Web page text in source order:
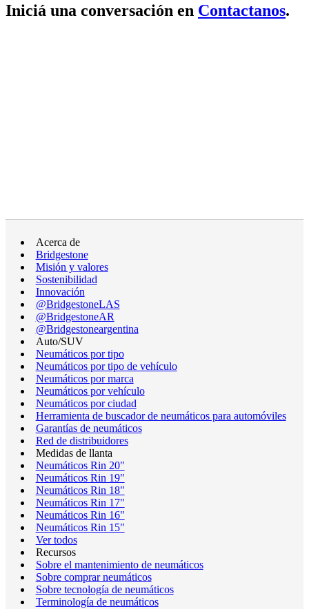
Iniciá una conversación en Contactanos.
Acerca de
Bridgestone
Misión y valores
Sostenibilidad
Innovación
@BridgestoneLAS
@BridgestoneAR
@Bridgestoneargentina
Auto/SUV
Neumáticos por tipo
Neumáticos por tipo de vehículo
Neumáticos por marca
Neumáticos por vehículo
Neumáticos por ciudad
Herramienta de buscador de neumáticos para automóviles
Garantías de neumáticos
Red de distribuidores
Medidas de llanta
Neumáticos Rin 20"
Neumáticos Rin 19"
Neumáticos Rin 18"
Neumáticos Rin 17"
Neumáticos Rin 16"
Neumáticos Rin 15"
Ver todos
Recursos
Sobre el mantenimiento de neumáticos
Sobre comprar neumáticos
Sobre tecnología de neumáticos
Terminología de neumáticos